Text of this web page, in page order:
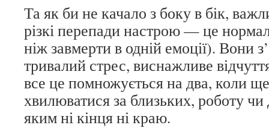
Та як би не качало з боку в бік,
різкі перепади настрою — це
ніж завмерти в одній емоції). Вони
тривалий стрес, виснажливе
все це помножується на два, коли
хвилюватися за близьких, роботу
яким ні кінця ні краю.